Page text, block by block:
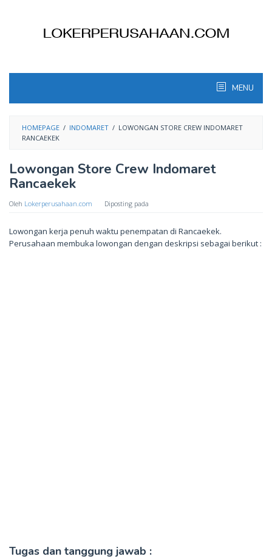
MENU
HOMEPAGE / INDOMARET / LOWONGAN STORE CREW INDOMARET
RANCAEKEK
Lowongan Store Crew Indomaret
Rancaekek
Oleh Lokerperusahaan.com Diposting pada
Lowongan kerja penuh waktu penempatan di Rancaekek.
Perusahaan membuka lowongan dengan deskripsi sebagai berikut :
Tugas dan tanggung jawab :